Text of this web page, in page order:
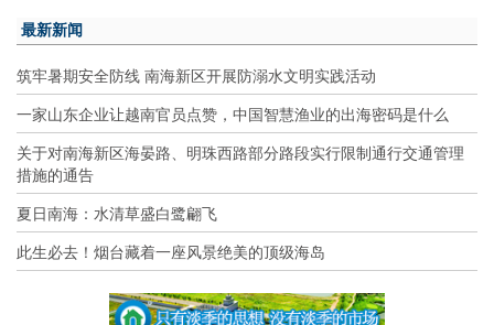
最新新闻
筑牢暑期安全防线 南海新区开展防溺水文明实践活动
一家山东企业让越南官员点赞，中国智慧渔业的出海密码是什么
关于对南海新区海晏路、明珠西路部分路段实行限制通行交通管理
措施的通告
夏日南海：水清草盛白鹭翩飞
此生必去！烟台藏着一座风景绝美的顶级海岛